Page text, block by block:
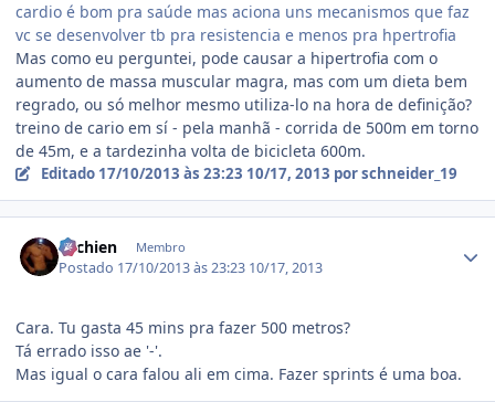
cardio é bom pra saúde mas aciona uns mecanismos que faz
vc se desenvolver tb pra resistencia e menos pra hpertrofia
Mas como eu perguntei, pode causar a hipertrofia com o
aumento de massa muscular magra, mas com um dieta bem
regrado, ou só melhor mesmo utiliza-lo na hora de definição?
treino de cario em sí - pela manhã - corrida de 500m em torno
de 45m, e a tardezinha volta de bicicleta 600m.
Editado 17/10/2013 às 23:23 10/17, 2013 por schneider_19
ritchien Membro
Postado 17/10/2013 às 23:23 10/17, 2013
Cara. Tu gasta 45 mins pra fazer 500 metros?
Tá errado isso ae '-'.
Mas igual o cara falou ali em cima. Fazer sprints é uma boa.